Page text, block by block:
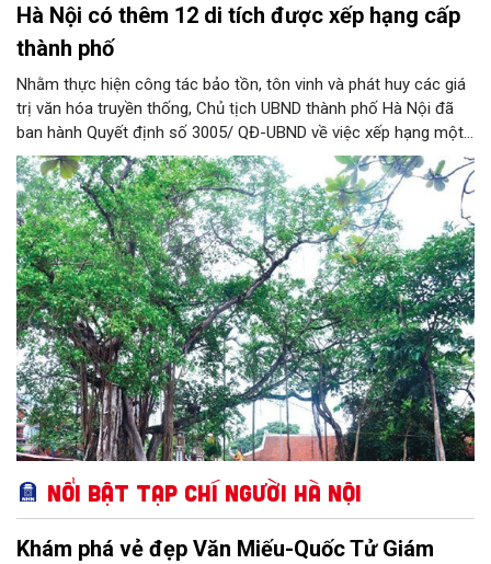
Hà Nội có thêm 12 di tích được xếp hạng cấp
thành phố
Nhằm thực hiện công tác bảo tồn, tôn vinh và phát huy các giá
trị văn hóa truyền thống, Chủ tịch UBND thành phố Hà Nội đã
ban hành Quyết định số 3005/ QĐ-UBND về việc xếp hạng một
loạt di tích lịch sử - văn hóa và danh lam thắng cảnh trên địa
bàn thành phố.
Nổi bật Tạp chí Người Hà Nội
Khám phá vẻ đẹp Văn Miếu-Quốc Tử Giám